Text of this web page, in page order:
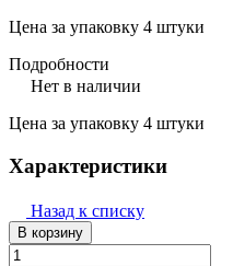
Цена за упаковку 4 штуки
Подробности
Нет в наличии
Цена за упаковку 4 штуки
Характеристики
Назад к списку
В корзину